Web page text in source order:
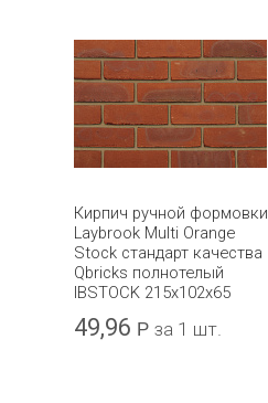
Кирпич ручной формовки
Laybrook Multi Orange
Stock стандарт качества
Qbricks полнотелый
IBSTOCK 215x102x65
49,96 Р за 1 шт.